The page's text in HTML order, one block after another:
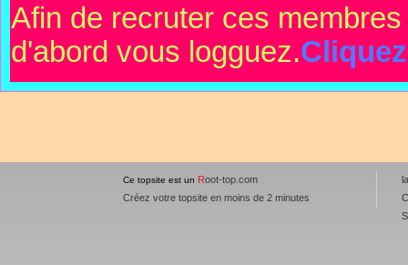
Afin de recruter ces
d'abord vous logguez.
Ce topsite est un Root-top.com
Créez votre topsite en moins de 2 minutes